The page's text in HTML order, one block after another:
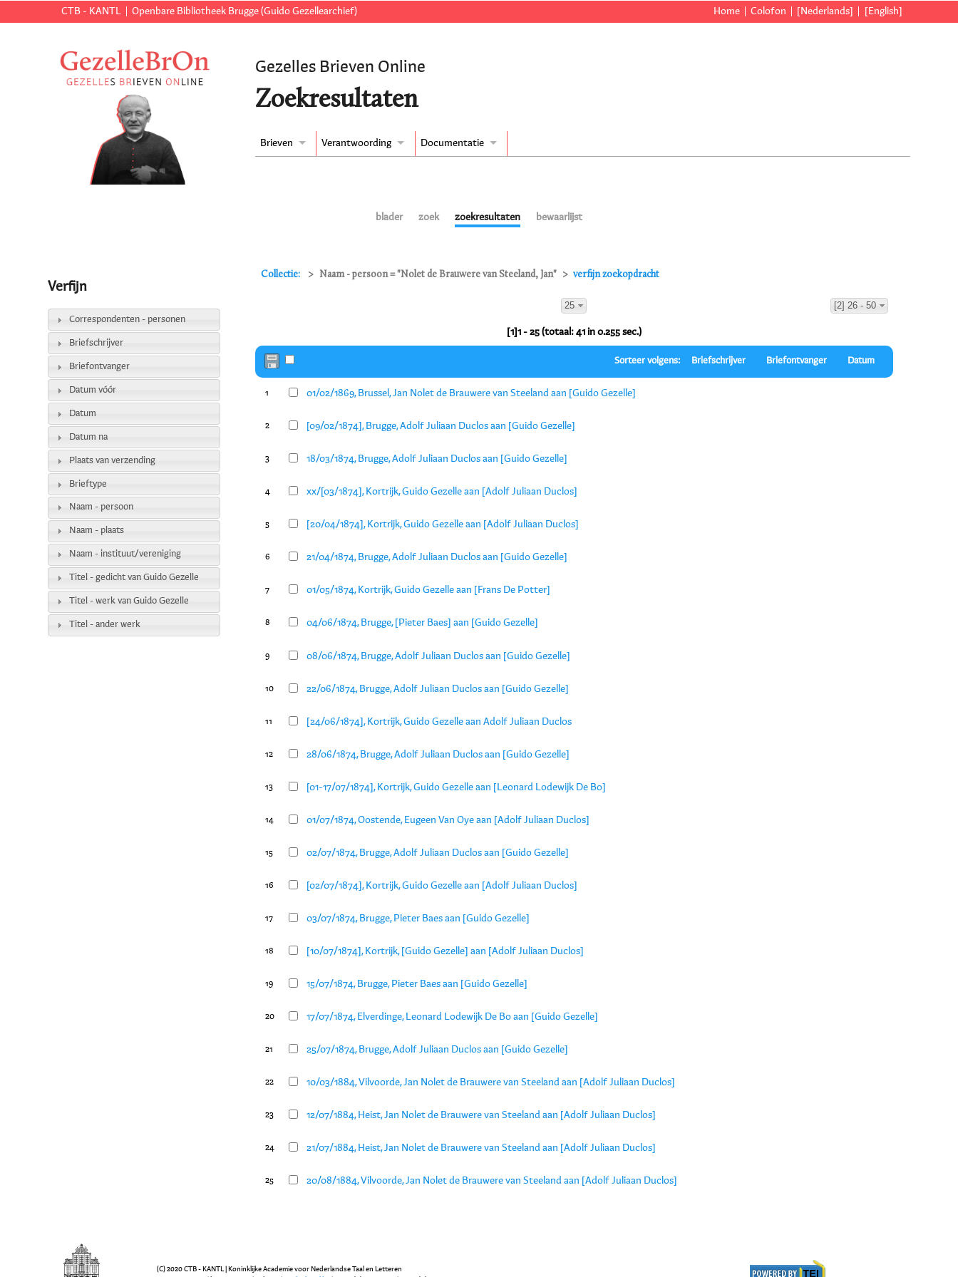
CTB - KANTL Openbare Bibliotheek Brugge (Guido Gezellearchief) Home Colofon [Nederlands] [English]
Gezelles Brieven Online
Zoekresultaten
Brieven Verantwoording Documentatie
blader zoek zoekresultaten bewaarlijst
Collectie: Naam - persoon = "Nolet de Brauwere van Steeland, Jan" verfijn zoekopdracht
25 [2] 26 - 50
[1]1 - 25 (totaal: 41 in 0.255 sec.)
Sorteer volgens: Briefschrijver Briefontvanger Datum
1 01/02/1869, Brussel, Jan Nolet de Brauwere van Steeland aan [Guido Gezelle]
2 [09/02/1874], Brugge, Adolf Juliaan Duclos aan [Guido Gezelle]
3 18/03/1874, Brugge, Adolf Juliaan Duclos aan [Guido Gezelle]
4 xx/[03/1874], Kortrijk, Guido Gezelle aan [Adolf Juliaan Duclos]
5 [20/04/1874], Kortrijk, Guido Gezelle aan [Adolf Juliaan Duclos]
6 21/04/1874, Brugge, Adolf Juliaan Duclos aan [Guido Gezelle]
7 01/05/1874, Kortrijk, Guido Gezelle aan [Frans De Potter]
8 04/06/1874, Brugge, [Pieter Baes] aan [Guido Gezelle]
9 08/06/1874, Brugge, Adolf Juliaan Duclos aan [Guido Gezelle]
10 22/06/1874, Brugge, Adolf Juliaan Duclos aan [Guido Gezelle]
11 [24/06/1874], Kortrijk, Guido Gezelle aan Adolf Juliaan Duclos
12 28/06/1874, Brugge, Adolf Juliaan Duclos aan [Guido Gezelle]
13 [01-17/07/1874], Kortrijk, Guido Gezelle aan [Leonard Lodewijk De Bo]
14 01/07/1874, Oostende, Eugeen Van Oye aan [Adolf Juliaan Duclos]
15 02/07/1874, Brugge, Adolf Juliaan Duclos aan [Guido Gezelle]
16 [02/07/1874], Kortrijk, Guido Gezelle aan [Adolf Juliaan Duclos]
17 03/07/1874, Brugge, Pieter Baes aan [Guido Gezelle]
18 [10/07/1874], Kortrijk, [Guido Gezelle] aan [Adolf Juliaan Duclos]
19 15/07/1874, Brugge, Pieter Baes aan [Guido Gezelle]
20 17/07/1874, Elverdinge, Leonard Lodewijk De Bo aan [Guido Gezelle]
21 25/07/1874, Brugge, Adolf Juliaan Duclos aan [Guido Gezelle]
22 10/03/1884, Vilvoorde, Jan Nolet de Brauwere van Steeland aan [Adolf Juliaan Duclos]
23 12/07/1884, Heist, Jan Nolet de Brauwere van Steeland aan [Adolf Juliaan Duclos]
24 21/07/1884, Heist, Jan Nolet de Brauwere van Steeland aan [Adolf Juliaan Duclos]
25 20/08/1884, Vilvoorde, Jan Nolet de Brauwere van Steeland aan [Adolf Juliaan Duclos]
Verfijn
Correspondenten - personen
Briefschrijver
Briefontvanger
Datum vóór
Datum
Datum na
Plaats van verzending
Brieftype
Naam - persoon
Naam - plaats
Naam - instituut/vereniging
Titel - gedicht van Guido Gezelle
Titel - werk van Guido Gezelle
Titel - ander werk
(C) 2020 CTB - KANTL | Koninklijke Academie voor Nederlandse Taal en Letteren